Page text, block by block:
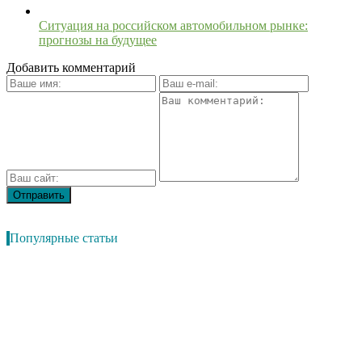
Ситуация на российском автомобильном рынке:
прогнозы на будущее
Добавить комментарий
Популярные статьи